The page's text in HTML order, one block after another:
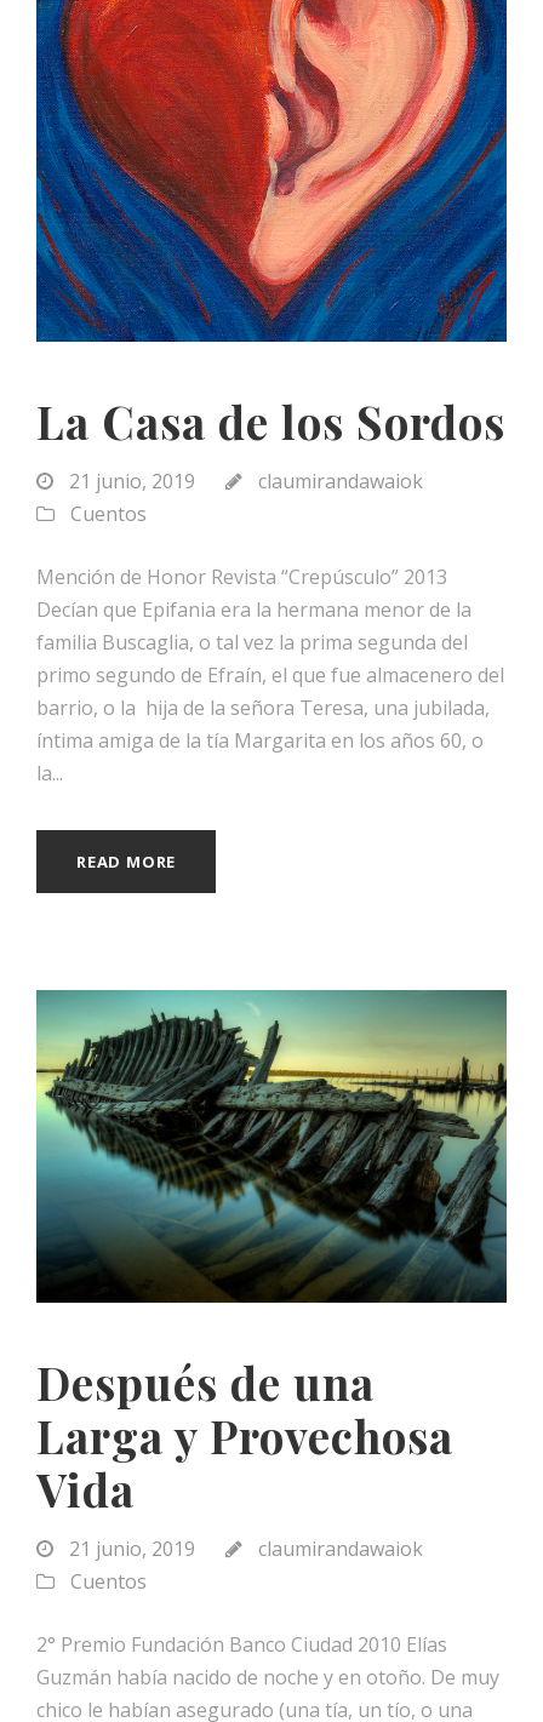
La Casa de los Sordos
21 junio, 2019
claumirandawaiok
Cuentos
Mención de Honor Revista “Crepúsculo” 2013
Decían que Epifania era la hermana menor de la
familia Buscaglia, o tal vez la prima segunda del
primo segundo de Efraín, el que fue almacenero del
barrio, o la hija de la señora Teresa, una jubilada,
íntima amiga de la tía Margarita en los años 60, o
la...
READ MORE
Después de una
Larga y Provechosa
Vida
21 junio, 2019
claumirandawaiok
Cuentos
2° Premio Fundación Banco Ciudad 2010 Elías
Guzmán había nacido de noche y en otoño. De muy
chico le habían asegurado (una tía, un tío, o una